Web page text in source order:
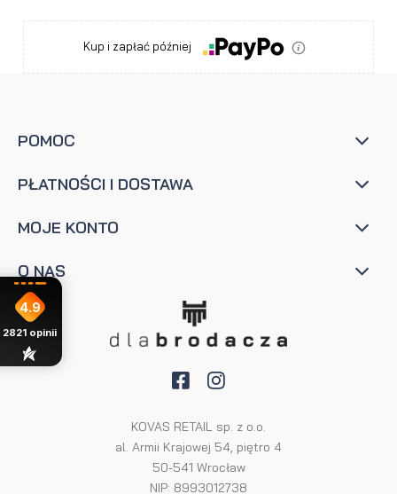
Kup i zapłać później
POMOC
PŁATNOŚCI I DOSTAWA
MOJE KONTO
O NAS
KOVAS RETAIL sp. z o.o.
al. Armii Krajowej 54, piętro 4
50-541 Wrocław
NIP: 8993012738
4.9
2821 opinii